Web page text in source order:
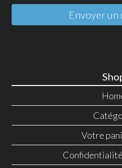
Envoyer un
Votre